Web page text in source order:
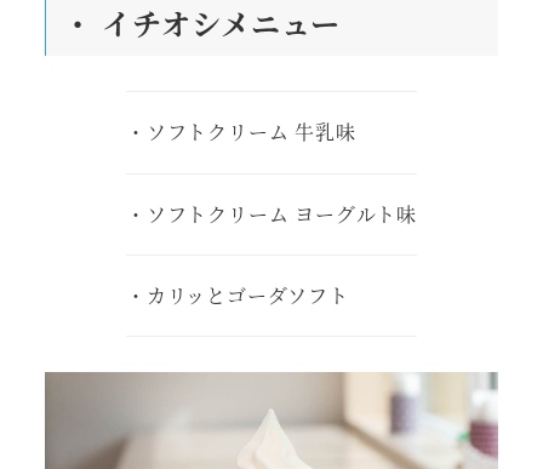
・ イチオシメニュー
・ソフトクリーム 牛乳味
・ソフトクリーム ヨーグルト味
・カリッとゴーダソフト